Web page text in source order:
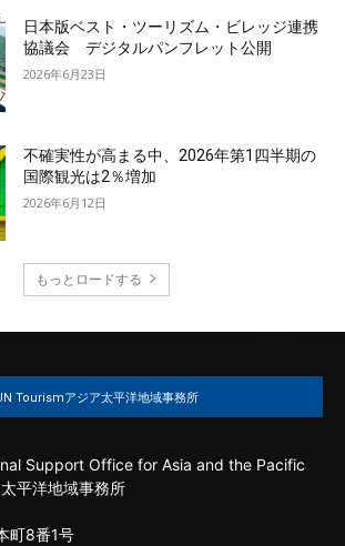
日本版ベスト・ツーリズム・ビレッジ連携
協議会 デジタルパンフレット公開
2026年6月23日
不確実性が高まる中、2026年第1四半期の
国際観光は2％増加
2026年6月12日
もっとロードする
Tourismアジア太平洋地域事務所
Support Office for Asia and the Pacific
平洋地域事務所
町8番1号